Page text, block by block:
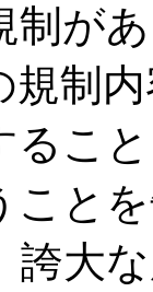
制が
規制
るこ
こと
誇大